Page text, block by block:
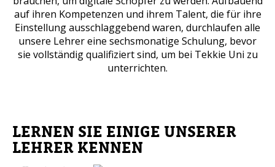
auf ihren Kompetenzen und ihrem Talent, die für ihre
Einstellung ausschlaggebend waren, durchlaufen alle
unsere Lehrer eine sechsmonatige Schulung, bevor
sie vollständig qualifiziert sind, um bei Tekkie Uni zu
unterrichten.
LERNEN SIE EINIGE UNSERER
LEHRER KENNEN
BITTE KONTAKTIEREN SIE MICH